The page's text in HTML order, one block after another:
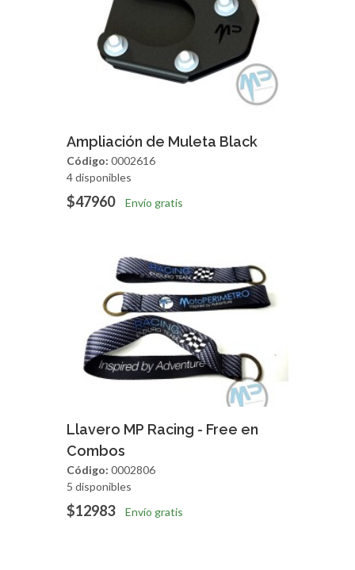
Agregar Vista Rapida
Ampliación de Muleta Black
Código: 0002616
4 disponibles
$47960 Envío gratis
Agregar Vista Rapida
Llavero MP Racing - Free en
Combos
Código: 0002806
5 disponibles
$12983 Envío gratis